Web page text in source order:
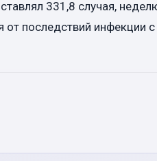
331,8 случая,
последствий инфекции